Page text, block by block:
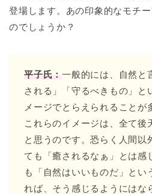
登場します。あの印象的なモチ
のでしょうか？
平子氏：一般的には、自然と
される」「守るべきもの」と
メージでとらえられることが
これらのイメージは、全て後
と思うのです。恐らく人間以
ても「癒されるなぁ」とは感
も「自然はいいものだ」とい
れば、そう感じるようにはな